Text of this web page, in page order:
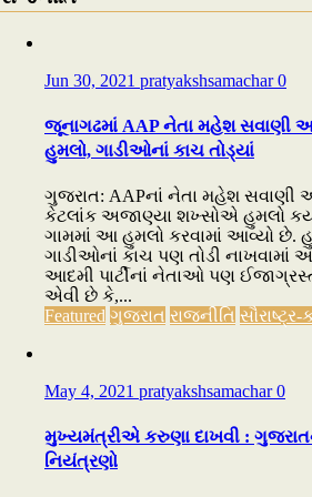
Jun 30, 2021 pratyakshsamachar0
જૂનાગઢમાં AAP નેતા મહેશ સવાણી
હુમલો, ગાડીઓનાં કાચ તોડ્યાં
ગુજરાત: AAPનાં નેતા મહેશ સવાણી
કેટલાંક અજાણ્યા શખ્સોએ હુમલો
ગામમાં આ હુમલો કરવામાં આવ્યો છે.
ગાડીઓનાં કાચ પણ તોડી
આદમી પાર્ટીનાં નેતાઓ પણ
એવી છે કે,...
Featured ગુજરાત રાજનીતિ
May 4, 2021 pratyakshsamachar0
મુખ્યમંત્રીએ કરુણા દાખવી :
નિયંત્રણો